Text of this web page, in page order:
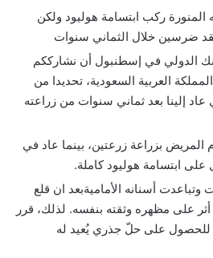
المنورة ركب ابتسامة هوليود ولكن
ضرسين خلال الثماني سنوات
الدولي في إسطنبول أن نشارككم
العربية السعودية، تحديدا من
عاد إلينا بعد ثماني سنوات من زراعته
المريض بزراعة زرعتين، بينما عاد في
على ابتسامة هوليود كاملة.
أسنانه الأماميةبعد ان قلع
على مظهره وثقته بنفسه. لذلك، قرر
للحصول على حلّ جذري يُعيد له